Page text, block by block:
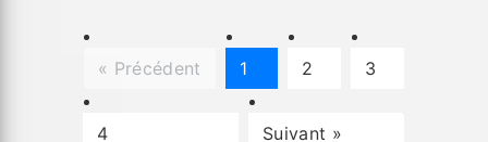
« Précédent 1 2 3
4 Suivant »